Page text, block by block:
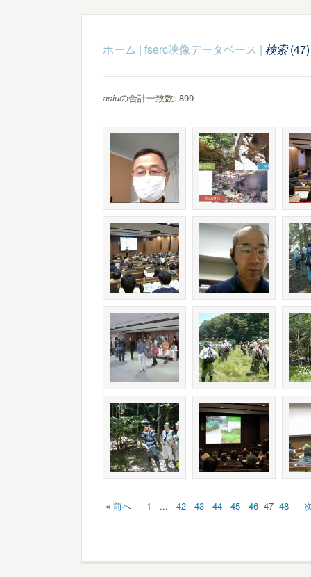
ホーム | fserc映像データベース | 検索(47)
asiuの合計一致数: 899
« 前へ 1 ... 42 43 44 45 46 47 48